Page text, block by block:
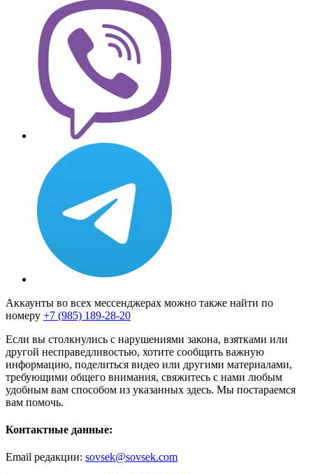
Аккаунты во всех мессенджерах можно также найти по
номеру +7 (985) 189-28-20
Если вы столкнулись с нарушениями закона, взятками или
другой несправедливостью, хотите сообщить важную
информацию, поделиться видео или другими материалами,
требующими общего внимания, свяжитесь с нами любым
удобным вам способом из указанных здесь. Мы постараемся
вам помочь.
Контактные данные:
Email редакции: sovsek@sovsek.com